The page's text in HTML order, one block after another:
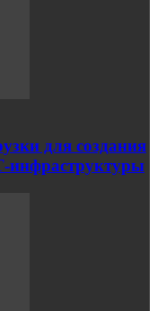
для создания
инфраструктуры